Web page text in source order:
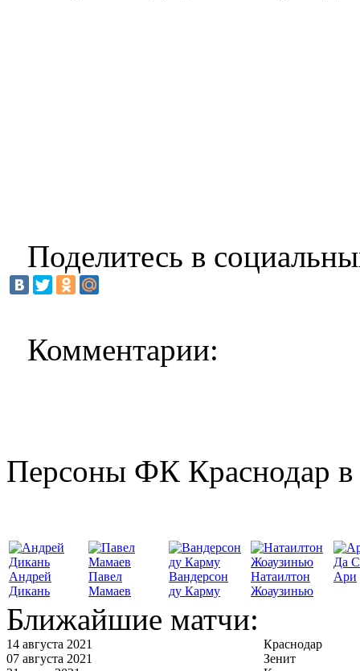
Поделитесь в
Комментарии:
Персоны ФК Краснодар в
Андрей
Дикань
Павел
Мамаев
Вандерсон
ду Карму
Натаилтон
Жоаузинью
Да
Ари
Ближайшие матчи:
14 августа 2021
Краснодар
07 августа 2021
Зенит